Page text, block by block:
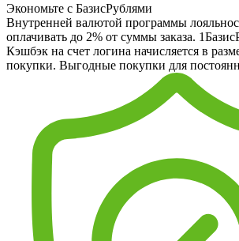
Экономьте с БазисРублями
Внутренней валютой программы
оплачивать до 2% от суммы заказа.
Кэшбэк на счет логина начисляется в
покупки. Выгодные покупки для